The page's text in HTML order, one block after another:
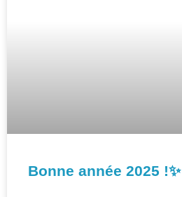
Bonne année 2025 !✨